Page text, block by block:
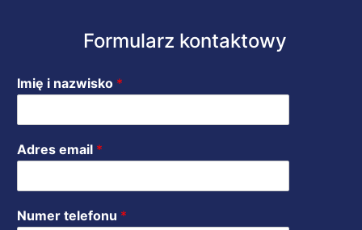
Formularz kontaktowy
Imię i nazwisko *
Adres email *
Numer telefonu *